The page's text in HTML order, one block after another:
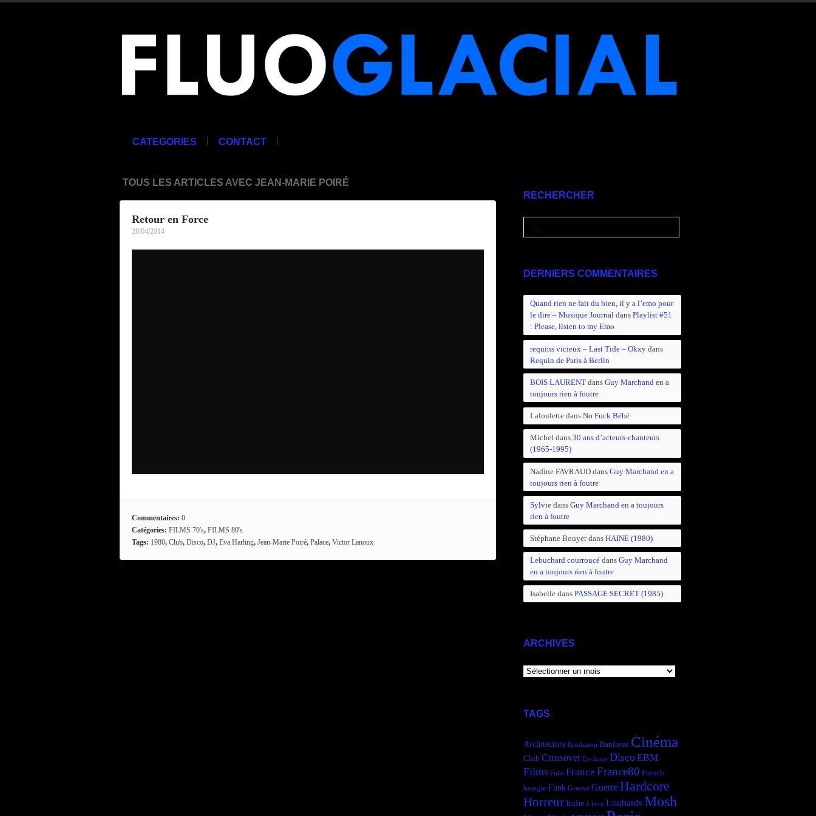
CATEGORIES | CONTACT |
TOUS LES ARTICLES AVEC JEAN-MARIE POIRÉ
Retour en Force
28/04/2014
Commentaires: 0
Catégories: FILMS 70's, FILMS 80's
Tags: 1980, Club, Disco, DJ, Eva Harling, Jean-Marie Poiré, Palace, Victor Lanoux
RECHERCHER
DERNIERS COMMENTAIRES
Quand rien ne fait du bien, il y a l’emo pour
le dire – Musique Journaldans Playlist #51
: Please, listen to my Emo
requins vicieux – Last Tide – Okxydans
Requin de Paris à Berlin
BOIS LAURENTdans Guy Marchand en a
toujours rien à foutre
Laloulettedans No Fuck Bébé
Micheldans 30 ans d’acteurs-chanteurs
(1965-1995)
Nadine FAVRAUDdans Guy Marchand en a
toujours rien à foutre
Sylviedans Guy Marchand en a toujours
rien à foutre
Stéphane Bouyerdans HAINE (1980)
Lebuchard courroucédans Guy Marchand
en a toujours rien à foutre
Isabelledans PASSAGE SECRET (1985)
ARCHIVES
ARCHIVES
TAGS
Architecture Bandcamp Banlieue Cinéma
Club Crossover Cyclisme DiscoEBM
Films Folie France France80 French
boogie Funk Groove GuerreHardcore
HorreurItalie Livre LoubardsMosh